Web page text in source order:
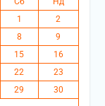
1
2
8
9
15
16
22
23
29
30